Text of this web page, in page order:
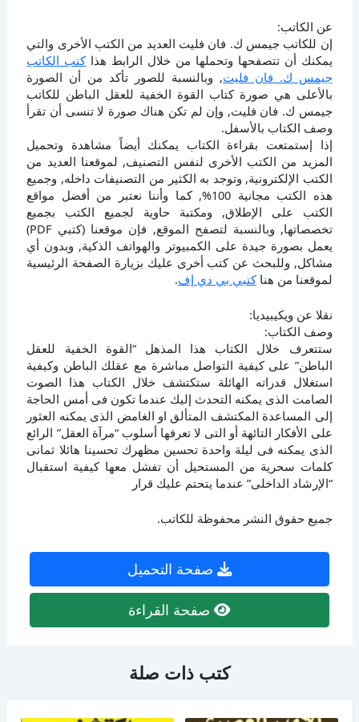
عن الكاتب:
إن للكاتب جيمس ك. فان فليت العديد من الكتب الأخرى والتي
يمكنك أن تتصفحها وتحملها من خلال الرابط هذاكتب الكاتب
جيمس ك. فان فليت, وبالنسبة للصور تأكد من أن الصورة
بالأعلى هي صورة كتاب القوة الخفية للعقل الباطن للكاتب
جيمس ك. فان فليت, وإن لم تكن هناك صورة لا تنسى أن تقرأ
وصف الكتاب بالأسفل.
إذا إستمتعت بقراءة الكتاب يمكنك أيضاً مشاهدة وتحميل
المزيد من الكتب الأخرى لنفس التصنيف, لموقعنا العديد من
الكتب الإلكترونية, وتوجد به الكثير من التصنيفات داخله, وجميع
هذه الكتب مجانية 100%, كما وأننا نعتبر من أفضل مواقع
الكتب على الإطلاق, ومكتبة حاوية لجميع الكتب بجميع
تخصصاتها, وبالنسبة لتصفح الموقع, فإن موقعنا (كتبي PDF)
يعمل بصورة جيدة على الكمبيوتر والهواتف الذكية, وبدون أي
مشاكل, وللبحث عن كتب أخرى عليك بزيارة الصفحة الرئيسية
لموقعنا من هناكتبي بي دي إف.
نقلا عن ويكيبيديا:
وصف الكتاب:
ستتعرف خلال الكتاب هذا المذهل “القوة الخفية للعقل
الباطن” على كيفية التواصل مباشرة مع عقلك الباطن وكيفية
استغلال قدراته الهائلة ستكتشف خلال الكتاب هذا الصوت
الصامت الذى يمكنه التحدث إليك عندما تكون فى أمس الحاجة
إلى المساعدة المكتشف المتألق او الغامض الذى يمكنه العثور
على الأفكار التائهة أو التى لا تعرفها أسلوب “مرآة العقل” الرائع
الذى يمكنه فى ليلة واحدة تحسين مظهرك تحسينا هائلا ثمانى
كلمات سحرية من المستحيل أن تفشل معها كيفية استقبال
“الإرشاد الداخلى” عندما يتحتم عليك قرار
جميع حقوق النشر محفوظة للكاتب.
صفحة التحميل
صفحة القراءة
كتب ذات صلة